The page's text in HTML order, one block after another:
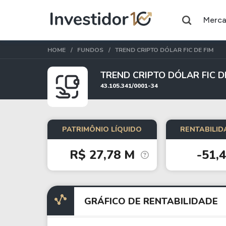
Índice
Ibovespa
Índice
Itausa
FIIs
RECR11
HOME FUNDOS TREND CRIPTO DÓLAR FIC DE FIM
TREND CRIPTO DÓLAR FIC
43.105.341/0001-34
PATRIMÔNIO LÍQUIDO
R$ 27,78 M -
GRÁFICO DE RENTABILIDADE